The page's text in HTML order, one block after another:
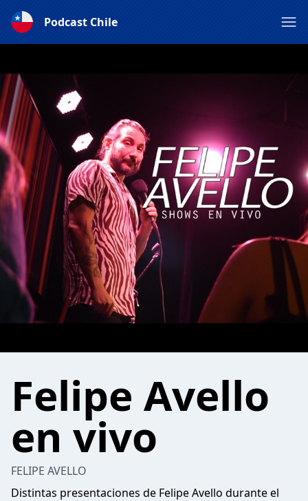
Podcast Chile
Felipe Avello
en vivo
FELIPE AVELLO
Distintas presentaciones de Felipe Avello durante el